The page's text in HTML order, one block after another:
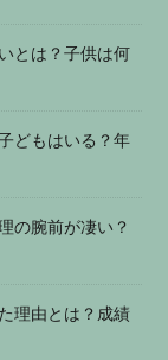
とは？子供は何
どもはいる？年
の腕前が凄い？
理由とは？成績